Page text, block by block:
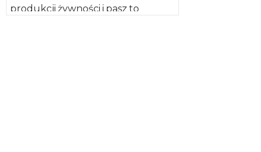
produkcji żywności i pasz to